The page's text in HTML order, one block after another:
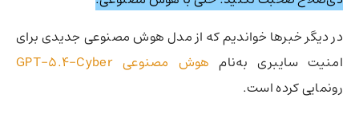
در دیگر خبرها خواندیم که از مدل هوش مصنوعی جدیدی برای
امنیت سایبری به‌نام هوش مصنوعی GPT-5.4-Cyber
رونمایی کرده است.